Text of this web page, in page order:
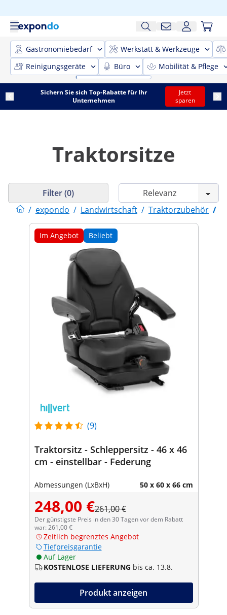
Gastronomiebedarf
Werkstatt & Werkzeuge
Reinigungsgeräte
Büro Mobilität & Pflege
Sichern Sie sich Top-Rabatte für Ihr
Unternehmen
Jetzt
sparen
Traktorsitze
/ expondo / Landwirtschaft / Traktorzubehör /
Filter (0)
Im Angebot Beliebt
(9)
Traktorsitz - Schleppersitz - 46 x 46
cm - einstellbar - Federung
Abmessungen (LxBxH) 50 x 60 x 66 cm
248,00 €261,00 €
Der günstigste Preis in den 30 Tagen vor dem Rabatt
war: 261,00 €
Zeitlich begrenztes Angebot
Tiefpreisgarantie
Auf Lager
KOSTENLOSE LIEFERUNG bis ca. 13.8.
Produkt anzeigen